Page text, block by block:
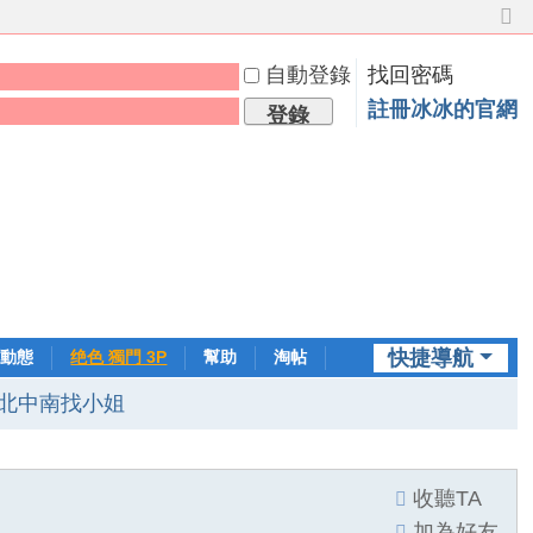
切
窄
版
自動登錄
找回密碼
登錄
註冊冰冰的官網
快捷導航
動態 绝色 獨門 3P 幫助
淘帖
中南找小姐
收聽TA